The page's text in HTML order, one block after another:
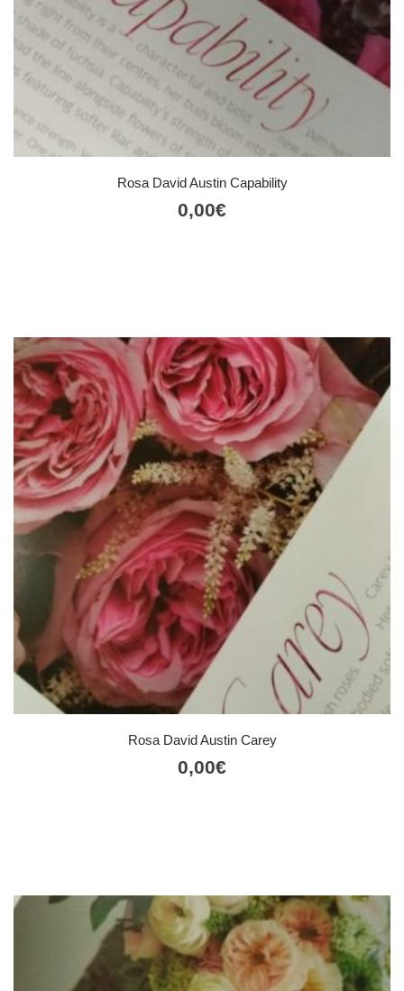
Rosa David Austin Capability
0,00€
Rosa David Austin Carey
0,00€